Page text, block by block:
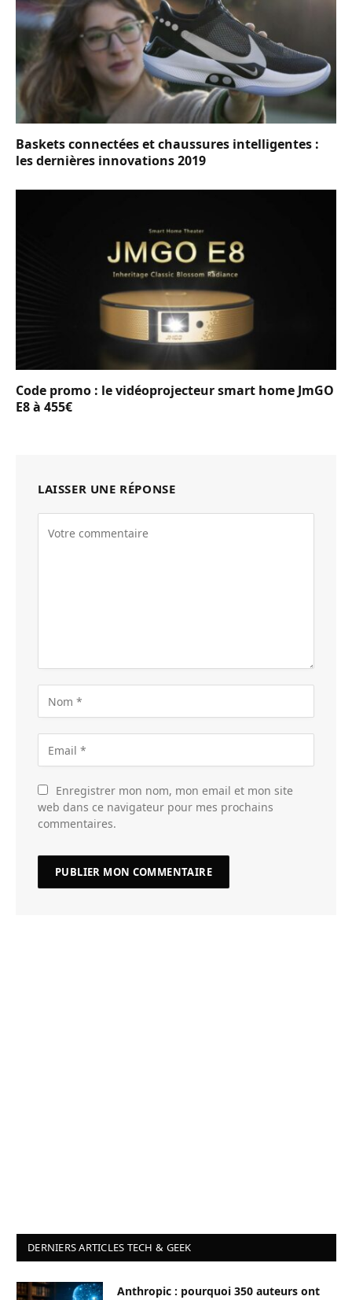
Baskets connectées et chaussures intelligentes :
les dernières innovations 2019
Code promo : le vidéoprojecteur smart home JmGO
E8 à 455€
LAISSER UNE RÉPONSE
Enregistrer mon nom, mon email et mon site
web dans ce navigateur pour mes prochains
commentaires.
DERNIERS ARTICLES TECH & GEEK
Anthropic : pourquoi 350 auteurs ont